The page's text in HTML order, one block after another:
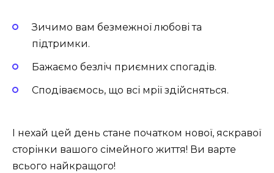
Зичимо вам безмежної любові та
підтримки.
Бажаємо безліч приємних спогадів.
Сподіваємось, що всі мрії здійсняться.
І нехай цей день стане початком нової, яскравої
сторінки вашого сімейного життя! Ви варте
всього найкращого!